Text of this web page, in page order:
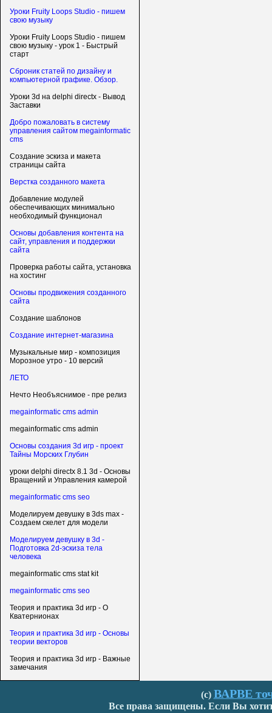
Уроки Fruity Loops Studio - пишем
свою музыку
Уроки Fruity Loops Studio - пишем
свою музыку - урок 1 - Быстрый
старт
Сброник статей по дизайну и
компьютерной графике. Обзор.
Уроки 3d на delphi directx - Вывод
Заставки
Добро пожаловать в систему
управления сайтом megainformatic
cms
Создание эскиза и макета
страницы сайта
Верстка созданного макета
Добавление модулей
обеспечивающих минимально
необходимый функционал
Основы добавления контента на
сайт, управления и поддержки
сайта
Проверка работы сайта, установка
на хостинг
Основы продвижения созданного
сайта
Создание шаблонов
Создание интернет-магазина
Музыкальные мир - композиция
Морозное утро - 10 версий
ЛЕТО
Нечто Необъяснимое - пре релиз
megainformatic cms admin
megainformatic cms admin
Основы создания 3d игр - проект
Тайны Морских Глубин
уроки delphi directx 8.1 3d - Основы
Вращений и Управления камерой
megainformatic cms seo
Моделируем девушку в 3ds max -
Создаем скелет для модели
Моделируем девушку в 3d -
Подготовка 2d-эскиза тела
человека
megainformatic cms stat kit
megainformatic cms seo
Теория и практика 3d игр - О
Кватернионах
Теория и практика 3d игр - Основы
теории векторов
Теория и практика 3d игр - Важные
замечания
(с) ВАРВЕ
Все права защищены. Если Вы